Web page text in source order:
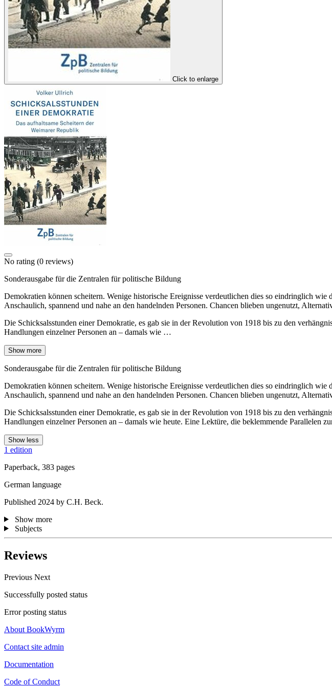
Click to enlarge
No rating (0 reviews)
Sonderausgabe für die Zentralen für politische Bildung
Demokratien können scheitern. Wenige historische Ereignisse verdeutlichen dies so eindringlich
Anschaulich, spannend und nahe an den handelnden Personen. Chancen blieben ungenutzt,
Die Schicksalsstunden einer Demokratie, es gab sie in der Revolution von 1918 bis zu den
Handlungen einzelner Personen an – damals wie …
Show more
Sonderausgabe für die Zentralen für politische Bildung
Demokratien können scheitern. Wenige historische Ereignisse verdeutlichen dies so eindringlich
Anschaulich, spannend und nahe an den handelnden Personen. Chancen blieben ungenutzt,
Die Schicksalsstunden einer Demokratie, es gab sie in der Revolution von 1918 bis zu den
Handlungen einzelner Personen an – damals wie heute. Eine Lektüre, die beklemmende Parallelen
Show less
1 edition
Paperback, 383 pages
German language
Published 2024 by C.H. Beck.
Show more
Subjects
Reviews
Previous Next
Successfully posted status
Error posting status
About BookWyrm
Contact site admin
Documentation
Code of Conduct